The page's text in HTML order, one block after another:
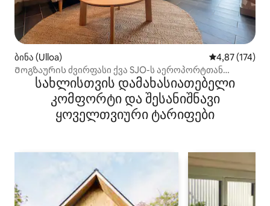
ბინა (Ulloa) საშუალო
4,87 (174)
Მოგზაურის ძვირფასი ქვა SJO-ს აეროპორტთან
ახლოსსახლისთვის დამახასიათებელი
კომფორტი და შესანიშნავი
ყოველთვიური ტარიფები